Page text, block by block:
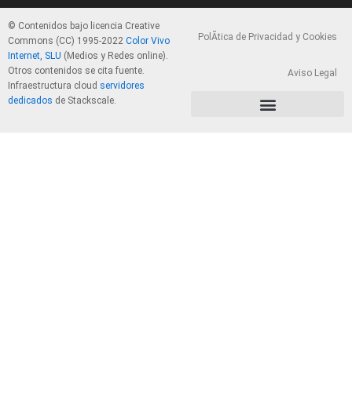
© Contenidos bajo licencia Creative
Commons (CC) 1995-2022 Color Vivo
Internet, SLU (Medios y Redes online).
Otros contenidos se cita fuente.
Infraestructura cloud servidores
dedicados de Stackscale.
PolÃ­tica de Privacidad y Cookies
Aviso Legal